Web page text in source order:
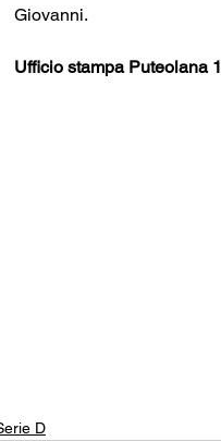
Giovanni.
Ufficio stampa Puteolana
D